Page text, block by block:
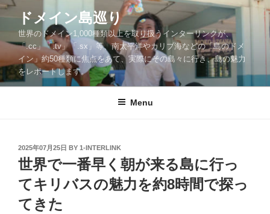
Skip
content
ドメイン島巡り
世界のドメイン1,000種類以上を取り扱うインターリンクが、
「.cc」「.tv」「.sx」等、南太平洋やカリブ海などの「島のドメ
イン」約50種類に焦点をあて、実際にその島々に行き、島の魅力
をレポートします。
Menu
POSTED
ON
2025年07月25日 BY 1-INTERLINK
世界で一番早く朝が来る島に行っ
てキリバスの魅力を約8時間で探っ
てきた